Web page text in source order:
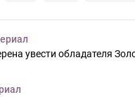
увести обладателя